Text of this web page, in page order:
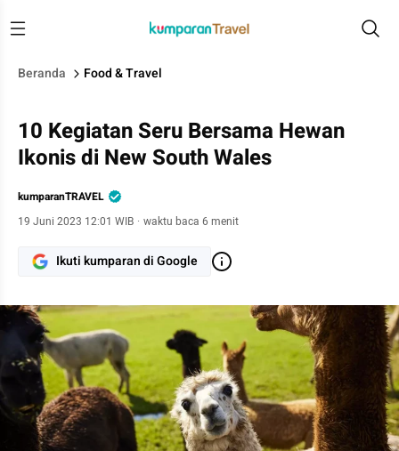
Beranda Food & Travel
10 Kegiatan Seru Bersama Hewan
Ikonis di New South Wales
kumparanTRAVEL
19 Juni 2023 12:01 WIB · waktu baca 6 menit
Ikuti kumparan di Google